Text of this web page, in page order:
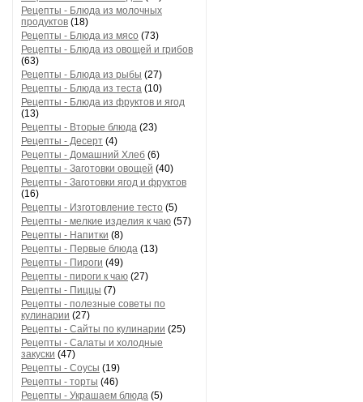
Рецепты - Блюда из молочных
продуктов (18)
Рецепты - Блюда из мясо (73)
Рецепты - Блюда из овощей и грибов
(63)
Рецепты - Блюда из рыбы (27)
Рецепты - Блюда из теста (10)
Рецепты - Блюда из фруктов и ягод
(13)
Рецепты - Вторые блюда (23)
Рецепты - Десерт (4)
Рецепты - Домашний Хлеб (6)
Рецепты - Заготовки овощей (40)
Рецепты - Заготовки ягод и фруктов
(16)
Рецепты - Изготовление тесто (5)
Рецепты - мелкие изделия к чаю (57)
Рецепты - Напитки (8)
Рецепты - Первые блюда (13)
Рецепты - Пироги (49)
Рецепты - пироги к чаю (27)
Рецепты - Пиццы (7)
Рецепты - полезные советы по
кулинарии (27)
Рецепты - Сайты по кулинарии (25)
Рецепты - Салаты и холодные
закуски (47)
Рецепты - Соусы (19)
Рецепты - торты (46)
Рецепты - Украшаем блюда (5)